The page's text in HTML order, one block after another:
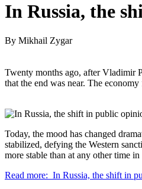
In Russia, the
By Mikhail Zygar
Twenty months ago, after Vladimir
that the end was near. The
Today, the mood has changed
stabilized, defying the Western
more stable than at any other time
Read more: In Russia, the shift in